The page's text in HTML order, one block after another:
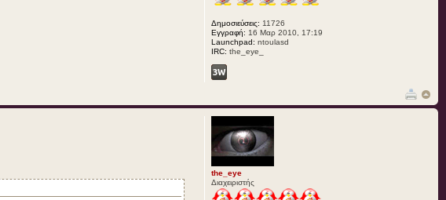
Δημοσιεύσεις: 11726
Εγγραφή: 16 Μαρ 2010, 17:19
Launchpad: ntoulasd
IRC: the_eye_
the_eye
Διαχειριστής